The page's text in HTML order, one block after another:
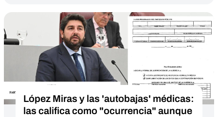
López Miras y las 'autobajas' médicas:
las califica como "ocurrencia" aunque